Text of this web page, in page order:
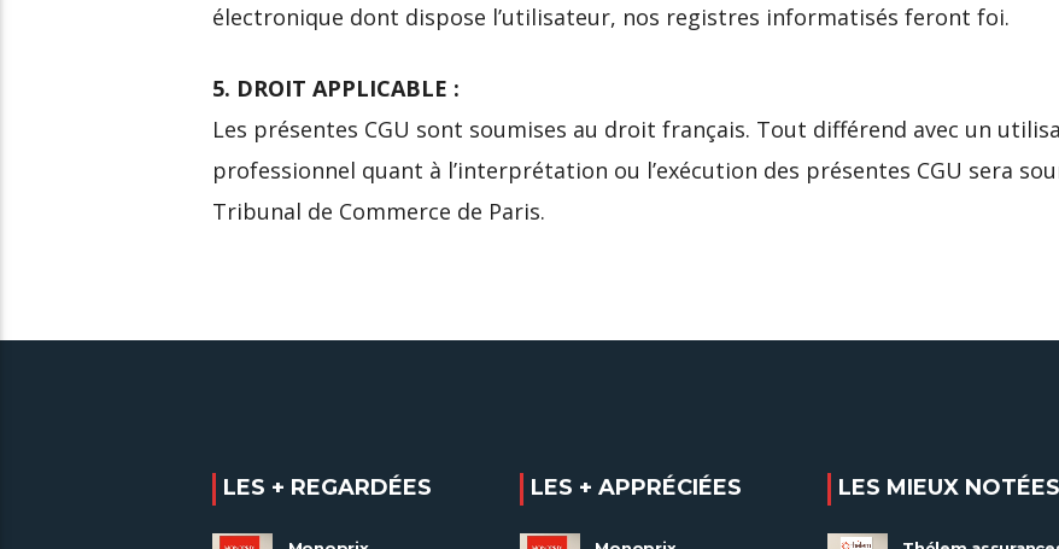
électronique dont dispose l’utilisateur, nos registres informatisés feront foi.
5. DROIT APPLICABLE :
Les présentes CGU sont soumises au droit français. Tout différend avec un
professionnel quant à l’interprétation ou l’exécution des présentes CGU sera
Tribunal de Commerce de Paris.
LES + REGARDÉES LES + APPRÉCIÉES LES MIEUX NOTÉES